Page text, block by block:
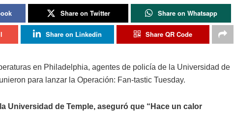
Share on Twitter Share on Whatsapp
Share on Linkedin Share QR Code
en Philadelphia, agentes de policía de la Universidad de
para lanzar la Operación: Fan-tastic Tuesday.
Universidad de Temple, aseguró que “Hace un calor